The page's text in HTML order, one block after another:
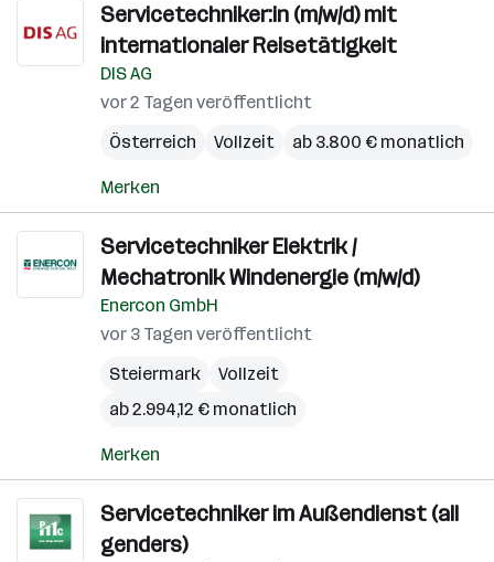
Servicetechniker:in (m/w/d) mit
internationaler Reisetätigkeit
DIS AG
vor 2 Tagen veröffentlicht
Österreich
Vollzeit ab 3.800 € monatlich
Merken
Servicetechniker Elektrik /
Mechatronik Windenergie (m/w/d)
Enercon GmbH
vor 3 Tagen veröffentlicht
Steiermark
Vollzeit
ab 2.994,12 € monatlich
Merken
Servicetechniker im Außendienst (all
genders)